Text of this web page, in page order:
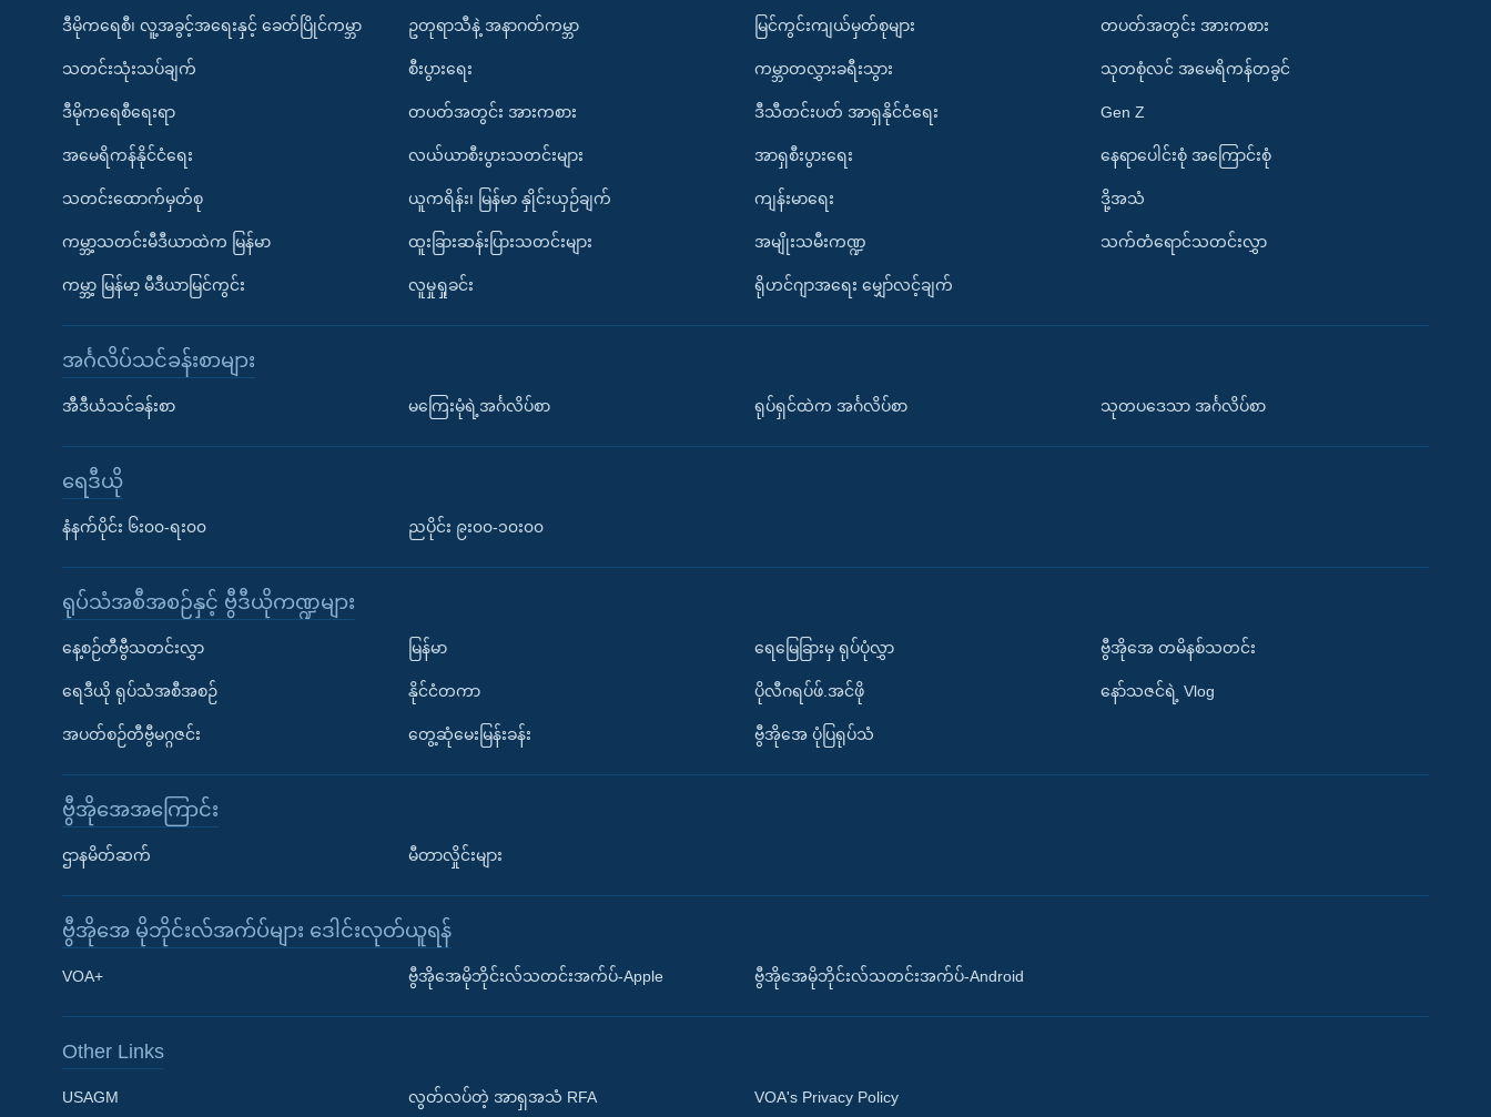
Learning English
ဒီမိုကရေစီ၊ လူ့အခွင့်အရေးနှင့် ခေတ်ပြိုင်ကမ္ဘာ
သတင်းသုံးသပ်ချက်
ဒီမိုကရေစီရေးရာ
အမေရိကန်နိုင်ငံရေး
သတင်းထောက်မှတ်စု
ကမ္ဘာ့သတင်းမီဒီယာထဲက မြန်မာ
ကမ္ဘာ့ မြန်မာ့ မီဒီယာမြင်ကွင်း
ဥတုရာသီနဲ့ အနာဂတ်ကမ္ဘာ
စီးပွားရေး
တပတ်အတွင်း အားကစား
လယ်ယာစီးပွားသတင်းများ
ယူကရိန်း၊ မြန်မာ နှိုင်းယှဉ်ချက်
ထူးခြားဆန်းပြားသတင်းများ
လူမှုရှုခင်း
မြင်ကွင်းကျယ်မှတ်စုများ
ကမ္ဘာတလွှားခရီးသွား
ဒီသီတင်းပတ် အာရှနိုင်ငံရေး
အာရှစီးပွားရေး
ကျန်းမာရေး
အမျိုးသမီးကဏ္ဍ
ရိုဟင်ဂျာအရေး မျှော်လင့်ချက်
တပတ်အတွင်း အားကစား
သုတစုံလင် အမေရိကန်တခွင်
Gen Z
နေရာပေါင်းစုံ အကြောင်းစုံ
ဒို့အသံ
သက်တံရောင်သတင်းလွှာ
အင်္ဂလိပ်သင်ခန်းစာများ
အီဒီယံသင်ခန်းစာ မကြေးမုံရဲ့အင်္ဂလိပ်စာ ရုပ်ရှင်ထဲက အင်္ဂလိပ်စာ သုတပဒေသာ အင်္ဂလိပ်စာ
ရေဒီယို
နံနက်ပိုင်း ၆း၀၀-ရး၀၀ ညပိုင်း ၉း၀၀-၁၀း၀၀
ရုပ်သံအစီအစဉ်နှင့် ဗွီဒီယိုကဏ္ဍများ
နေ့စဉ်တီဗွီသတင်းလွှာ
ရေဒီယို ရုပ်သံအစီအစဉ်
အပတ်စဉ်တီဗွီမဂ္ဂဇင်း
မြန်မာ
နိုင်ငံတကာ
တွေ့ဆုံမေးမြန်းခန်း
ရေမြေခြားမှ ရုပ်ပုံလွှာ
ပိုလီဂရပ်ဖ်.အင်ဖို
ဗွီအိုအေ ပုံပြရုပ်သံ
ဗွီအိုအေ တမိနစ်သတင်း
နော်သဇင်ရဲ့ Vlog
ဗွီအိုအေအကြောင်း
ဌာနမိတ်ဆက် မီတာလှိုင်းများ
ဗွီအိုအေ မိုဘိုင်းလ်အက်ပ်များ ဒေါင်းလုတ်ယူရန်
VOA+ ဗွီအိုအေမိုဘိုင်းလ်သတင်းအက်ပ်-Apple ဗွီအိုအေမိုဘိုင်းလ်သတင်းအက်ပ်-Android
Other Links
USAGM လွတ်လပ်တဲ့ အာရှအသံ RFA VOA's Privacy Policy